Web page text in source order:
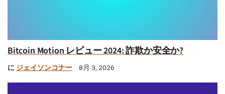
Bitcoin Motion レビュー 2024: 詐欺か安全か?
に ジェイソンコナー 8月 3, 2026